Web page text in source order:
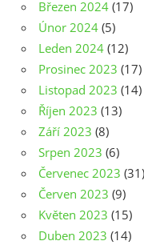
Březen 2024 (17)
Únor 2024 (5)
Leden 2024 (12)
Prosinec 2023 (17)
Listopad 2023 (14)
Říjen 2023 (13)
Září 2023 (8)
Srpen 2023 (6)
Červenec 2023 (31)
Červen 2023 (9)
Květen 2023 (15)
Duben 2023 (14)